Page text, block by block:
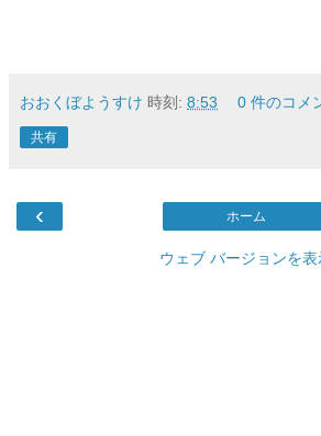
おおくぼようすけ 時刻: 8:53 0 件のコメ
共有
‹ ホーム
ウェブ バージョンを表